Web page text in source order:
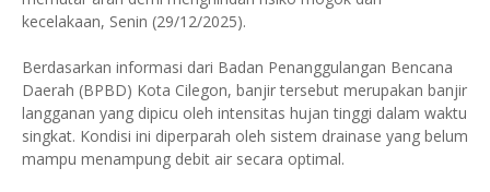
kecelakaan, Senin (29/12/2025).
Berdasarkan informasi dari Badan Penanggulangan Bencana
Daerah (BPBD) Kota Cilegon, banjir tersebut merupakan banjir
langganan yang dipicu oleh intensitas hujan tinggi dalam waktu
singkat. Kondisi ini diperparah oleh sistem drainase yang belum
mampu menampung debit air secara optimal.